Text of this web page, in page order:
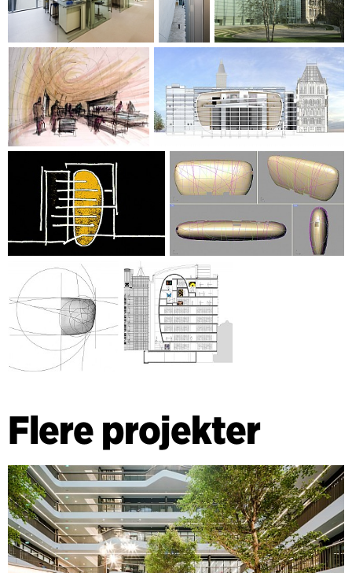
Flere projekter